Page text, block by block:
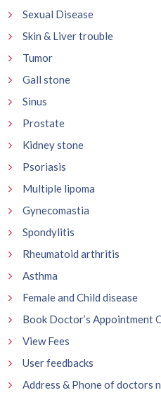
Sexual Disease
Skin & Liver trouble
Tumor
Gall stone
Sinus
Prostate
Kidney stone
Psoriasis
Multiple lipoma
Gynecomastia
Spondylitis
Rheumatoid arthritis
Asthma
Female and Child disease
Book Doctor’s Appointment
View Fees
User feedbacks
Address & Phone of doctors